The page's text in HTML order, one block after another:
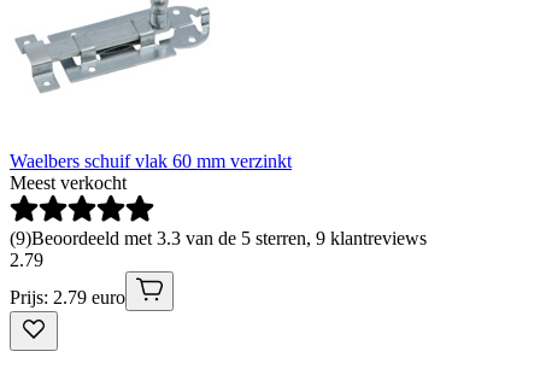
Waelbers schuif vlak 60 mm verzinkt
Meest verkocht
(9)Beoordeeld met 3.3 van de 5 sterren, 9 klantreviews
2.79
Prijs: 2.79 euro